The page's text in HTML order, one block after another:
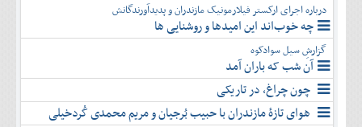
درباره اجرای ارکستر فیلارمونیک مازندران و پدیدآورندگانش
چه خوب‌اند این امیدها و روشنایی ها
گزارشِ سیل سوادکوه
آن شب که باران آمد
چون چراغ، در تاریکی
هوای تازۀ مازندران با حبیب بُرجیان و مریم محمدی کُردخیلی